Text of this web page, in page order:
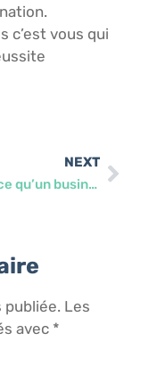
c’est vous qui
NEXT
Qu’est-ce qu’un business model durable ? Définition et principes clés
publiée. Les
avec *